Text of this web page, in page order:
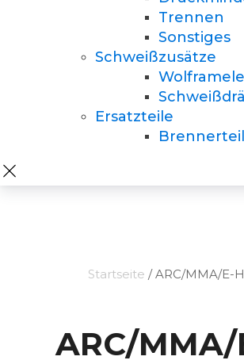
Trennen
Sonstiges
Schweißzusätze
Ersatzteile
Startseite / ARC/MMA/E-
ARC/MMA/